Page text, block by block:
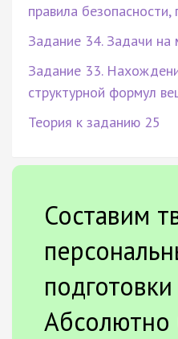
правила
Задание 34. Задачи на
Задание 33.
структурной формул
Теория к заданию 25
Составим
Абсолютно